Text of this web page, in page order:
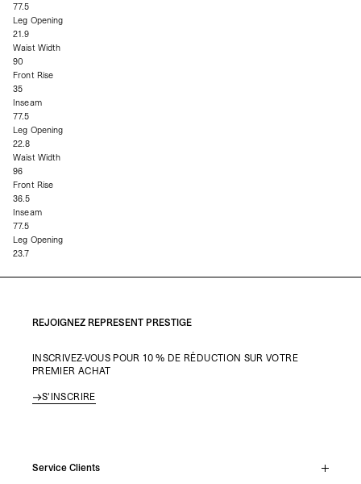
77.5
Leg Opening
21.9
Waist Width
90
Front Rise
35
Inseam
77.5
Leg Opening
22.8
Waist Width
96
Front Rise
36.5
Inseam
77.5
Leg Opening
23.7
REJOIGNEZ REPRESENT PRESTIGE
INSCRIVEZ-VOUS POUR 10 % DE RÉDUCTION SUR VOTRE
PREMIER ACHAT
S'INSCRIRE
Service Clients